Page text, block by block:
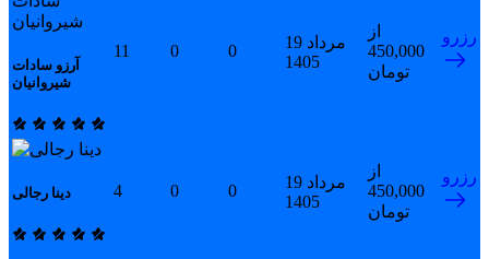
آرزو سادات
شیروانیان
11 0 0
19 مرداد
1405
از
450,000
تومان
رزرو
دینا رجالی 4 0 0
19 مرداد
1405
از
450,000
تومان
رزرو